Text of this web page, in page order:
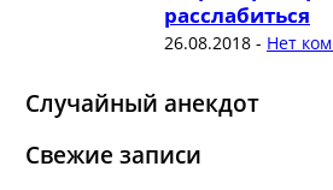
расслабиться
26.08.2018- Нет
Случайный анекдот
Свежие записи